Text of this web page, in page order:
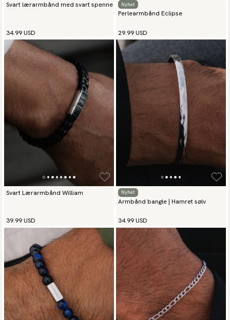
Svart lærarmbånd med svart spenne
34.99 USD
Nyhet
Perlearmbånd Eclipse
29.99 USD
Svart Lærarmbånd William
39.99 USD
Nyhet
Armbånd bangle | Hamret sølv
34.99 USD